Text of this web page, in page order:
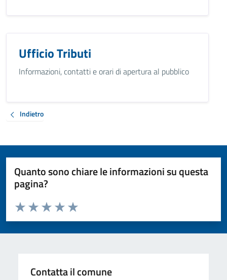
Ufficio Tributi
Informazioni, contatti e orari di apertura al pubblico
Indietro
Quanto sono chiare le informazioni su questa
pagina?
Valuta da 1 a 5 stelle la pagina
Valuta 5 stelle su 5
Valuta 4 stelle su 5
Valuta 3 stelle su 5
Valuta 2 stelle su 5
Valuta 1 stelle su 5
Contatta il comune